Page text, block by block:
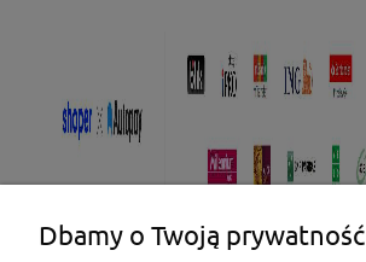
Dbamy o Twoją prywatność